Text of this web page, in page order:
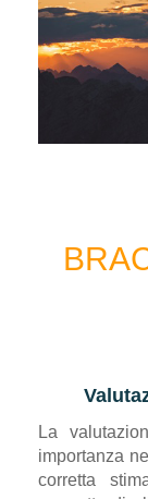
La
importanza
corretta